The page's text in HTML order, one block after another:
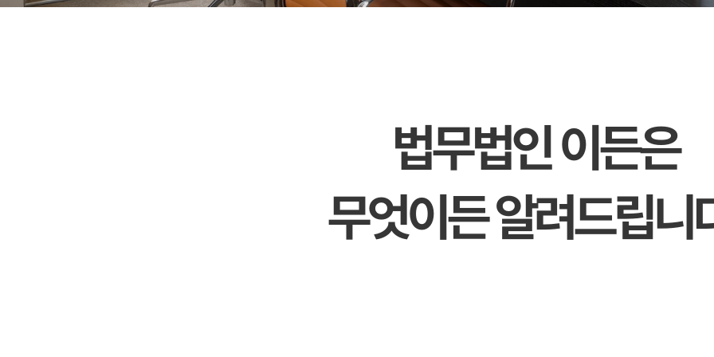
법무법인 이든은
무엇이든 알려드립니